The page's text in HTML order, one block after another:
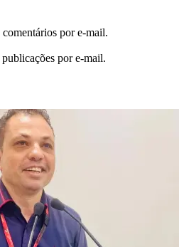
por e-mail.
por e-mail.